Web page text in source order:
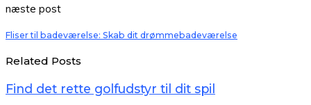
næste post
Fliser til badeværelse: Skab dit drømmebadeværelse
Related Posts
Find det rette golfudstyr til dit spil